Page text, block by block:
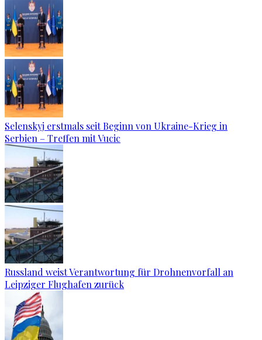
Selenskyj erstmals seit Beginn von Ukraine-Krieg in
Serbien – Treffen mit Vucic
Russland weist Verantwortung für Drohnenvorfall an
Leipziger Flughafen zurück